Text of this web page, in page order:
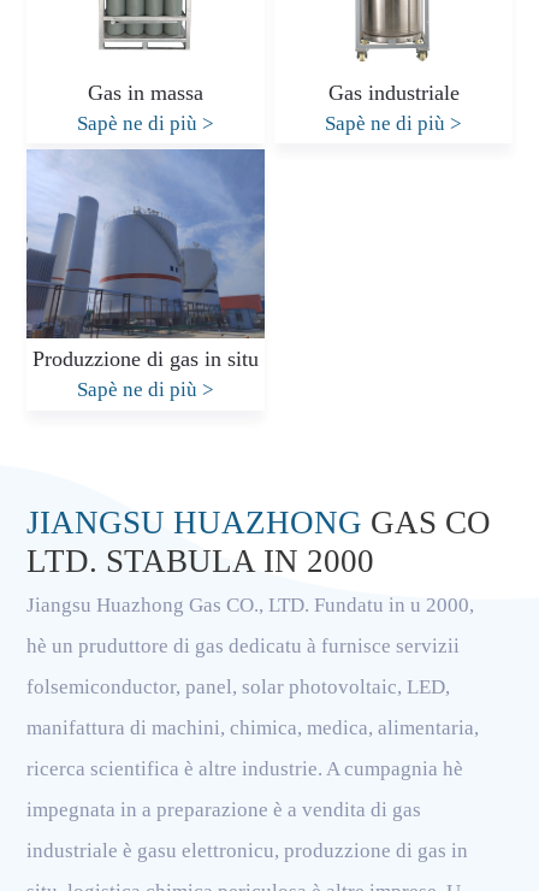
Gas in massa
Sapè ne di più >
Gas industriale
Sapè ne di più>
Produzzione di gas in situ
Sapè ne di più >
JIANGSU HUAZHONG GAS CO
LTD. STABULA IN 2000
Jiangsu Huazhong Gas CO., LTD. Fundatu in u 2000,
hè un pruduttore di gas dedicatu à furnisce servizii
folsemiconductor, panel, solar photovoltaic, LED,
manifattura di machini, chimica, medica, alimentaria,
ricerca scientifica è altre industrie. A cumpagnia hè
impegnata in a preparazione è a vendita di gas
industriale è gasu elettronicu, produzzione di gas in